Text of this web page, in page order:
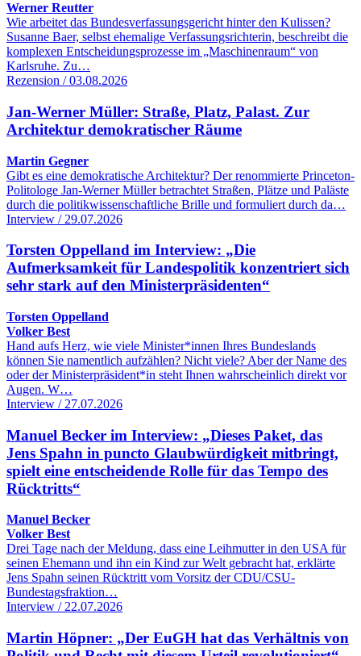
Werner Reutter
Wie arbeitet das Bundesverfassungsgericht hinter den Kulissen?
Susanne Baer, selbst ehemalige Verfassungsrichterin, beschreibt die
komplexen Entscheidungsprozesse im „Maschinenraum“ von
Karlsruhe. Zu…
Rezension / 03.08.2026
Jan-Werner Müller: Straße, Platz, Palast. Zur
Architektur demokratischer Räume
Martin Gegner
Gibt es eine demokratische Architektur? Der renommierte Princeton-
Politologe Jan-Werner Müller betrachtet Straßen, Plätze und Paläste
durch die politikwissenschaftliche Brille und formuliert durch da…
Interview / 29.07.2026
Torsten Oppelland im Interview: „Die
Aufmerksamkeit für Landespolitik konzentriert sich
sehr stark auf den Ministerpräsidenten“
Torsten Oppelland
Volker Best
Hand aufs Herz, wie viele Minister*innen Ihres Bundeslands
können Sie namentlich aufzählen? Nicht viele? Aber der Name des
oder der Ministerpräsident*in steht Ihnen wahrscheinlich direkt vor
Augen. W…
Interview / 27.07.2026
Manuel Becker im Interview: „Dieses Paket, das
Jens Spahn in puncto Glaubwürdigkeit mitbringt,
spielt eine entscheidende Rolle für das Tempo des
Rücktritts“
Manuel Becker
Volker Best
Drei Tage nach der Meldung, dass eine Leihmutter in den USA für
seinen Ehemann und ihn ein Kind zur Welt gebracht hat, erklärte
Jens Spahn seinen Rücktritt vom Vorsitz der CDU/CSU-
Bundestagsfraktion…
Interview / 22.07.2026
Martin Höpner: „Der EuGH hat das Verhältnis von